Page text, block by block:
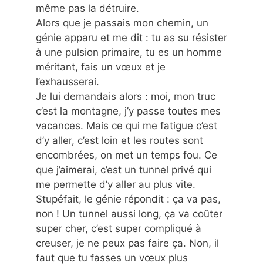
même pas la détruire.
Alors que je passais mon chemin, un
génie apparu et me dit : tu as su résister
à une pulsion primaire, tu es un homme
méritant, fais un vœux et je
l’exhausserai.
Je lui demandais alors : moi, mon truc
c’est la montagne, j’y passe toutes mes
vacances. Mais ce qui me fatigue c’est
d’y aller, c’est loin et les routes sont
encombrées, on met un temps fou. Ce
que j’aimerai, c’est un tunnel privé qui
me permette d’y aller au plus vite.
Stupéfait, le génie répondit : ça va pas,
non ! Un tunnel aussi long, ça va coûter
super cher, c’est super compliqué à
creuser, je ne peux pas faire ça. Non, il
faut que tu fasses un vœux plus